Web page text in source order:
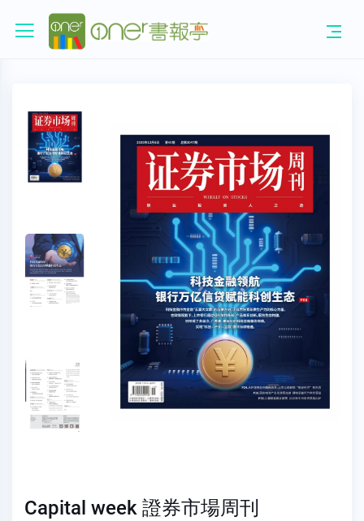
Capital week 證券市場周刊